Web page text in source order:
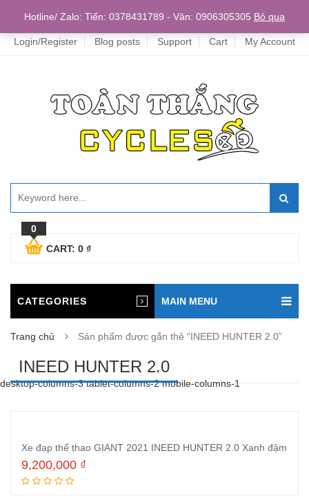
Home
Login/Register Blog posts Support Cart My Account
0
CART: 0 ₫
CATEGORIES MAIN MENU
Trang chủ Sản phẩm được gắn thẻ “INEED HUNTER 2.0”
INEED HUNTER 2.0
desktop-columns-3 tablet-columns-2 mobile-columns-1
Xe đạp thể thao GIANT 2021 INEED HUNTER 2.0 Xanh đậm
9,200,000 ₫
Hotline/ Zalo: Tiến: 0378431789 - Vân: 0906305305 Bỏ qua